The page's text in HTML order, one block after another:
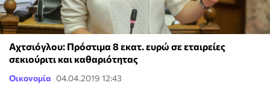
Αχτσιόγλου: Πρόστιμα 8 εκατ. ευρώ σε εταιρείες
σεκιούριτι και καθαριότητας
Οικονομία 04.04.2019 12:43